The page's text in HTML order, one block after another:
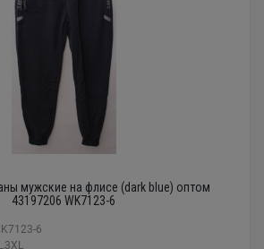
мужские на флисе (dark blue) оптом
43197206 WK7123-6
6